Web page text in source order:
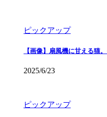
ピックアップ
【画像】扇風機に甘える猫
2025/6/23
ピックアップ